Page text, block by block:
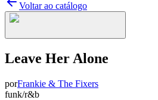
Voltar ao catálogo
Leave Her Alone
porFrankie & The Fixers
funk/r&b